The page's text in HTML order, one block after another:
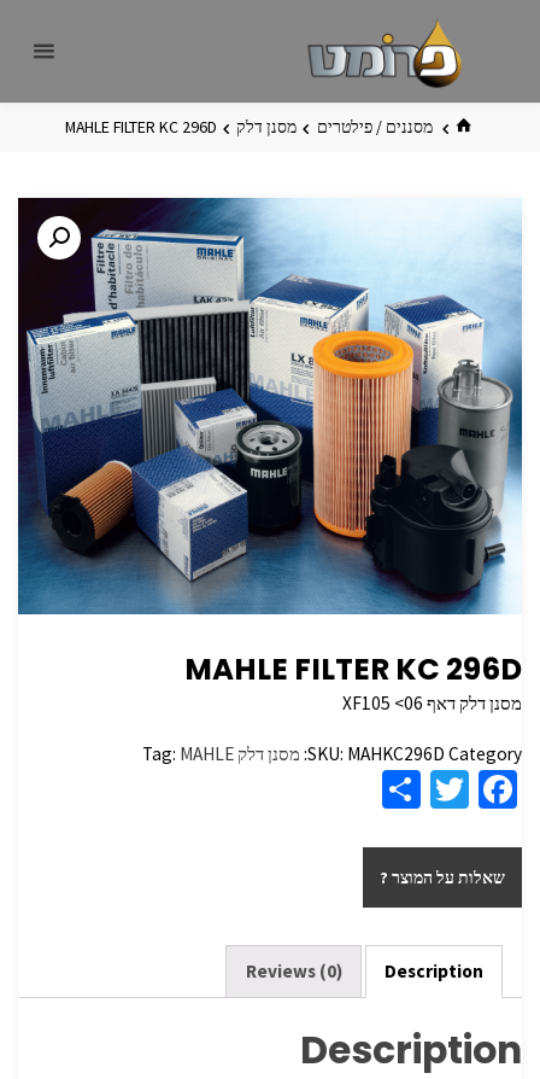
בית מסננים / פילטרים מסנן דלק MAHLE FILTER KC 296D
MAHLE FILTER KC 296D
מסנן דלק דאף XF105 <06
SKU: MAHKC296D Category: מסנן דלק Tag: MAHLE
Fa
b
o
o
k
T
tt
er
ar
e
שאלות על המוצר ?
Description
Reviews (0)
Description